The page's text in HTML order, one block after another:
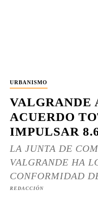
URBANISMO
VALGRANDE
ACUERDO
IMPULSAR
LA JUNTA DE
VALGRANDE HA
CONFORMIDAD
REDACCIÓN